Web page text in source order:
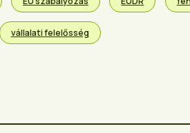
vállalati felelősség